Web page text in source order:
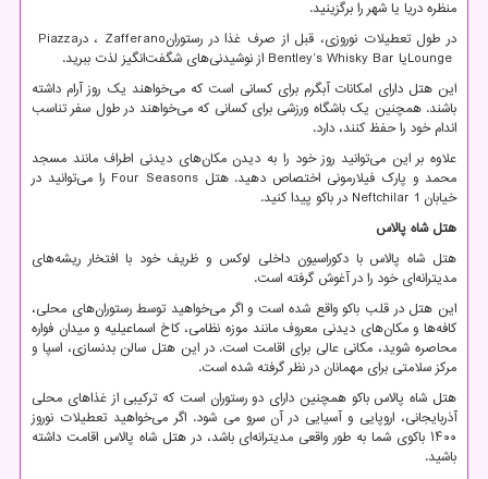
منظره دریا یا شهر را برگزینید.
در طول تعطیلات نوروزی، قبل از صرف غذا در رستورانZafferano ، درPiazza
Loungeیا Bentley’s Whisky Bar از نوشیدنی‌های شگفت‌انگیز لذت ببرید.
این هتل دارای امکانات آبگرم برای کسانی است که می‌خواهند یک روز آرام داشته
باشند. همچنین یک باشگاه ورزشی برای کسانی که می‌خواهند در طول سفر تناسب
اندام خود را حفظ کنند، دارد.
علاوه بر این می‌توانید روز خود را به دیدن مکان‌های دیدنی اطراف مانند مسجد
محمد و پارک فیلارمونی اختصاص دهید. هتل Four Seasonsرا می‌توانید در
خیابان Neftchilar 1 در باکو پیدا کنید.
هتل شاه پالاس
هتل شاه پالاس با دکوراسیون داخلی لوکس و ظریف خود با افتخار ریشه‌های
مدیترانه‌ای خود را در آغوش گرفته است.
این هتل در قلب باکو واقع شده است و اگر می‌خواهید توسط رستوران‌های محلی،
کافه‌ها و مکان‌های دیدنی معروف مانند موزه نظامی، کاخ اسماعیلیه و میدان فواره
محاصره شوید، مکانی عالی برای اقامت است. در این هتل سالن بدنسازی، اسپا و
مرکز سلامتی برای مهمانان در نظر گرفته شده است.
هتل شاه پالاس باکو همچنین دارای دو رستوران است که ترکیبی از غذاهای محلی
آذربایجانی، اروپایی و آسیایی در آن سرو می شود. اگر می‌خواهید تعطیلات نوروز
۱۴۰۰ باکوی شما به طور واقعی مدیترانه‌ای باشد، در هتل شاه پالاس اقامت داشته
باشید.